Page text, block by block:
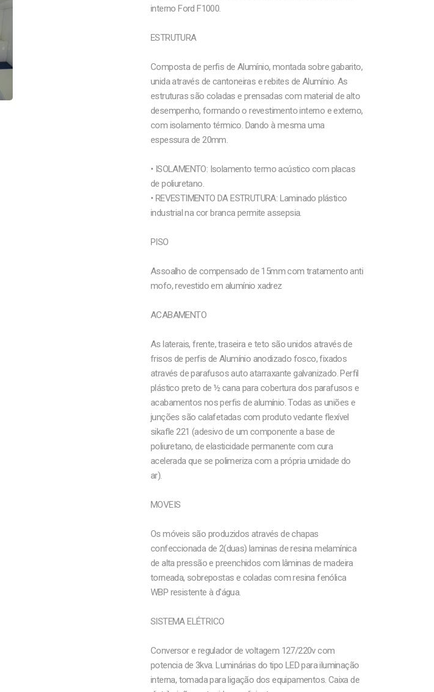
interno Ford F1000.
ESTRUTURA
Composta de perfis de Alumínio, montada sobre gabarito,
unida através de cantoneiras e rebites de Alumínio. As
estruturas são coladas e prensadas com material de alto
desempenho, formando o revestimento interno e externo,
com isolamento térmico. Dando à mesma uma
espessura de 20mm.
• ISOLAMENTO: Isolamento termo acústico com placas
de poliuretano.
• REVESTIMENTO DA ESTRUTURA: Laminado plástico
industrial na cor branca permite assepsia.
PISO
Assoalho de compensado de 15mm com tratamento anti
mofo, revestido em alumínio xadrez
ACABAMENTO
As laterais, frente, traseira e teto são unidos através de
frisos de perfis de Alumínio anodizado fosco, fixados
através de parafusos auto atarraxante galvanizado. Perfil
plástico preto de ½ cana para cobertura dos parafusos e
acabamentos nos perfis de alumínio. Todas as uniões e
junções são calafetadas com produto vedante flexível
sikafle 221 (adesivo de um componente a base de
poliuretano, de elasticidade permanente com cura
acelerada que se polimeriza com a própria umidade do
ar).
MOVEIS
Os móveis são produzidos através de chapas
confeccionada de 2(duas) laminas de resina melamínica
de alta pressão e preenchidos com lâminas de madeira
torneada, sobrepostas e coladas com resina fenólica
WBP resistente à d'água.
SISTEMA ELÉTRICO
Conversor e regulador de voltagem 127/220v com
potencia de 3kva. Luminárias do tipo LED para iluminação
interna, tomada para ligação dos equipamentos. Caixa de